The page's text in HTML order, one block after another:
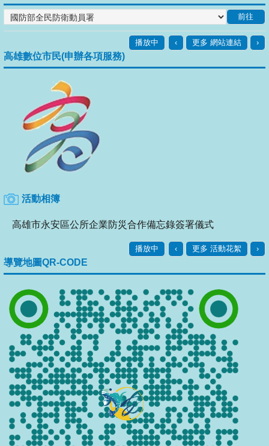
播放中 ‹ 更多 網站連結 ›
高雄數位市民(申辦各項服務)
活動相簿
高雄市永安區公所企業防災合作備忘錄簽署儀式
播放中 ‹ 更多 活動花絮 ›
導覽地圖QR-CODE